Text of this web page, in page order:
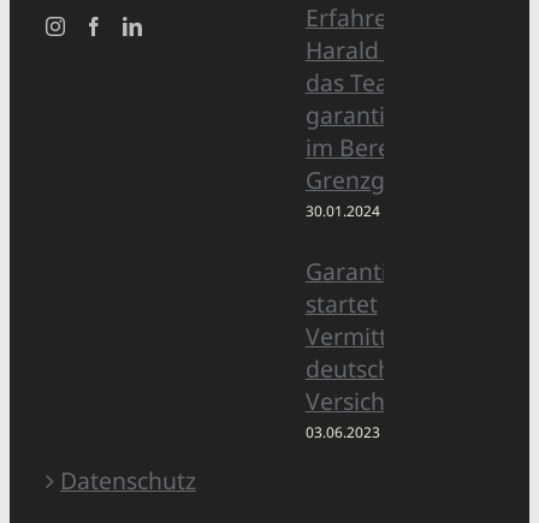
Erfahrener Experte
Harald Wesely stärkt
das Team von
im Bereich
Grenzgänger
30.01.2024
startet
Vermittlerplattform
deutschem
Versicherungsmarkt
03.06.2023
Datenschutz